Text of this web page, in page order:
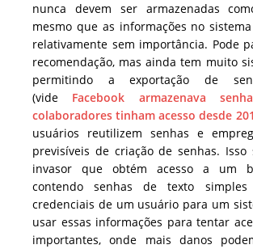
nunca devem ser armazenadas
mesmo que as informações no
relativamente sem importância. Pode
recomendação, mas ainda tem muito
permitindo a exportação de
(vide Facebook armazenava
colaboradores tinham acesso desde
usuários reutilizem senhas e
previsíveis de criação de senhas.
invasor que obtém acesso a um
contendo senhas de texto
credenciais de um usuário para um
usar essas informações para tentar
importantes, onde mais danos